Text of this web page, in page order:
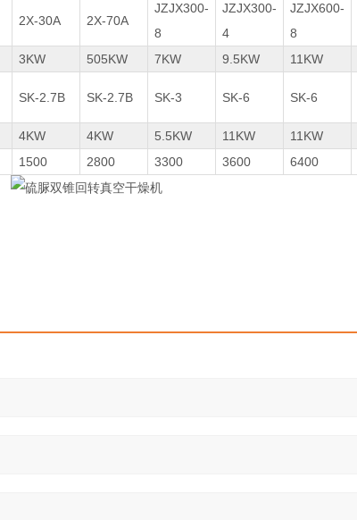
2X-30A 2X-70A
JZJX300-
8
JZJX300-
4
JZJX600-
8
3KW 505KW 7KW 9.5KW 11KW
SK-2.7B SK-2.7B SK-3 SK-6 SK-6
4KW 4KW 5.5KW 11KW 11KW
1500 2800 3300 3600 6400